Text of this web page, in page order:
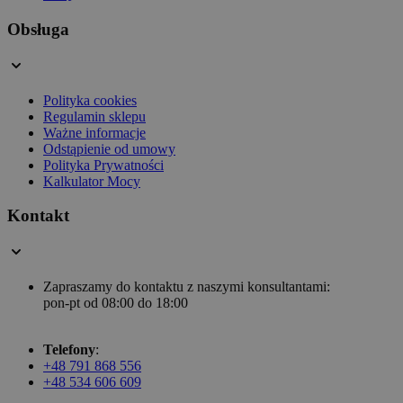
Obsługa
Polityka cookies
Regulamin sklepu
Ważne informacje
Odstąpienie od umowy
Polityka Prywatności
Kalkulator Mocy
Kontakt
Zapraszamy do kontaktu z naszymi konsultantami:
pon-pt od 08:00 do 18:00
Telefony:
+48 791 868 556
+48 534 606 609